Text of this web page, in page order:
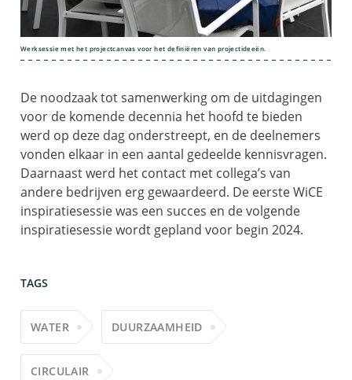
Werksessie met het projectcanvas voor het definiëren van projectideeën.
De noodzaak tot samenwerking om de uitdagingen
voor de komende decennia het hoofd te bieden
werd op deze dag onderstreept, en de deelnemers
vonden elkaar in een aantal gedeelde kennisvragen.
Daarnaast werd het contact met collega’s van
andere bedrijven erg gewaardeerd. De eerste WiCE
inspiratiesessie was een succes en de volgende
inspiratiesessie wordt gepland voor begin 2024.
TAGS
WATER DUURZAAMHEID
CIRCULAIR